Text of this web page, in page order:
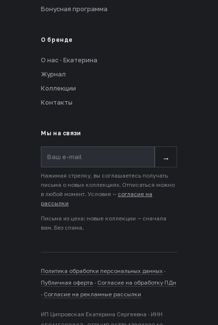
Бонусная программа
О бренде
О нас · Екатерина
Журнал
Коллекции
Контакты
Мы на связи
→
Нажимая стрелку, вы соглашаетесь получать
письма о новых коллекциях. Отписаться можно
в любой момент. Условия — согласие на
рассылки
Письма из цеха: новые коллекции — сначала
вам. Без спама.
Политика обработки персональных данных ·
Публичная оферта · Согласие на обработку ПДн
· Согласие на рекламные рассылки
ИП Ципровская Екатерина Сергеевна · ИНН